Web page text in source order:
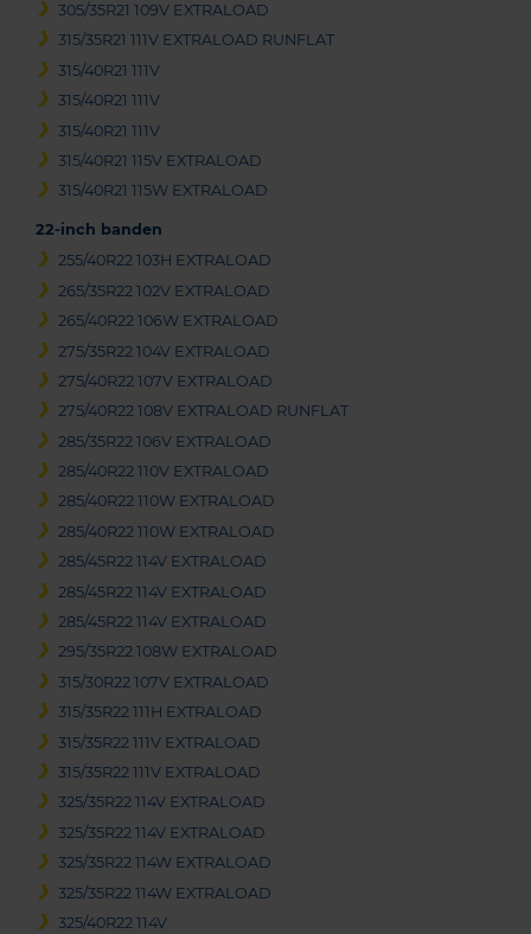
305/35R21 109V EXTRALOAD
315/35R21 111V EXTRALOAD RUNFLAT
315/40R21 111V
315/40R21 111V
315/40R21 111V
315/40R21 115V EXTRALOAD
315/40R21 115W EXTRALOAD
22-inch banden
255/40R22 103H EXTRALOAD
265/35R22 102V EXTRALOAD
265/40R22 106W EXTRALOAD
275/35R22 104V EXTRALOAD
275/40R22 107V EXTRALOAD
275/40R22 108V EXTRALOAD RUNFLAT
285/35R22 106V EXTRALOAD
285/40R22 110V EXTRALOAD
285/40R22 110W EXTRALOAD
285/40R22 110W EXTRALOAD
285/45R22 114V EXTRALOAD
285/45R22 114V EXTRALOAD
285/45R22 114V EXTRALOAD
295/35R22 108W EXTRALOAD
315/30R22 107V EXTRALOAD
315/35R22 111H EXTRALOAD
315/35R22 111V EXTRALOAD
315/35R22 111V EXTRALOAD
325/35R22 114V EXTRALOAD
325/35R22 114V EXTRALOAD
325/35R22 114W EXTRALOAD
325/35R22 114W EXTRALOAD
325/40R22 114V